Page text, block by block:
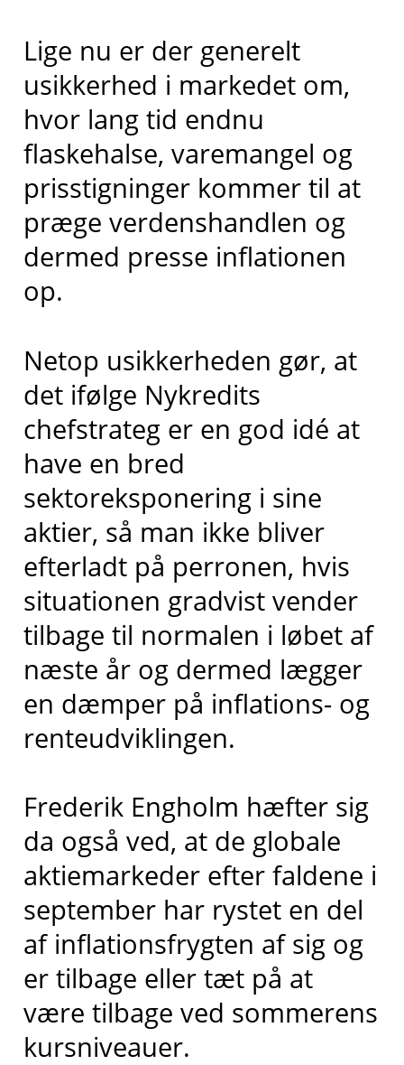
Lige nu er der generelt
usikkerhed i markedet om,
hvor lang tid endnu
flaskehalse, varemangel og
prisstigninger kommer til at
præge verdenshandlen og
dermed presse inflationen
op.
Netop usikkerheden gør, at
det ifølge Nykredits
chefstrateg er en god idé at
have en bred
sektoreksponering i sine
aktier, så man ikke bliver
efterladt på perronen, hvis
situationen gradvist vender
tilbage til normalen i løbet af
næste år og dermed lægger
en dæmper på inflations- og
renteudviklingen.
Frederik Engholm hæfter sig
da også ved, at de globale
aktiemarkeder efter faldene i
september har rystet en del
af inflationsfrygten af sig og
er tilbage eller tæt på at
være tilbage ved sommerens
kursniveauer.